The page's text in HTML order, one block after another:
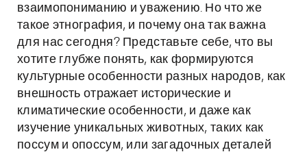
взаимопониманию и уважению. Но что же
такое этнография, и почему она так важна
для нас сегодня? Представьте себе, что вы
хотите глубже понять, как формируются
культурные особенности разных народов, как
внешность отражает исторические и
климатические особенности, и даже как
изучение уникальных животных, таких как
поссум и опоссум, или загадочных деталей